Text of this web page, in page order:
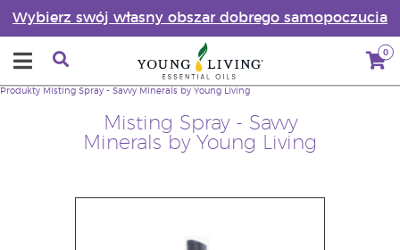
Wybierz swój własny obszar dobrego samopoczucia
0
Misting Spray - Savvy
Minerals by Young Living
Produkty Misting Spray - Savvy Minerals by Young Living